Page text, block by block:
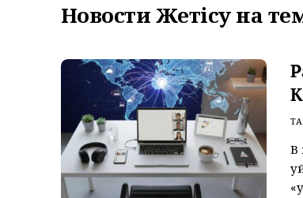
Новости Жетісу на
В